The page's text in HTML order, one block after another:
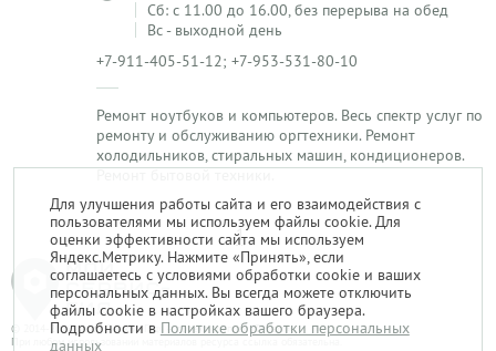
Сб: с 11.00 до 16.00, без перерыва на обед
Вс - выходной день
+7-911-405-51-12; +7-953-531-80-10
Ремонт ноутбуков и компьютеров. Весь спектр услуг по
ремонту и обслуживанию оргтехники. Ремонт
холодильников, стиральных машин, кондиционеров.
Ремонт бытовой техники.
1
© 2014-2026. «Мой Сервис-Гид» – проект группы «Текарт».
При любом использовании материалов ресурса ссылка обязательна.
Для улучшения работы сайта и его взаимодействия с
пользователями мы используем файлы cookie. Для
оценки эффективности сайта мы используем
Яндекс.Метрику. Нажмите «Принять», если
соглашаетесь с условиями обработки cookie и ваших
персональных данных. Вы всегда можете отключить
файлы cookie в настройках вашего браузера.
Подробности в Политике обработки персональных
данных